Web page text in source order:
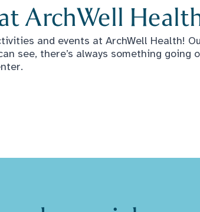
ArchWell
and events at ArchWell Health!
see, there’s always something going